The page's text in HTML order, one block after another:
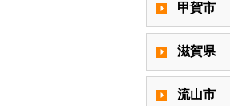
甲賀市
滋賀県
流山市